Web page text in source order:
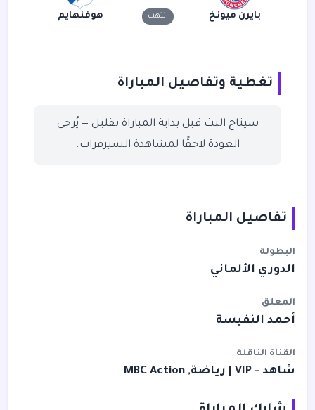
بايرن ميونخ انتهت هوفنهايم
تغطية وتفاصيل المباراة
سيتاح البث قبل بداية المباراة بقليل — يُرجى
العودة لاحقًا لمشاهدة السيرفرات.
تفاصيل المباراة
البطولة
الدوري الألماني
المعلق
أحمد النفيسة
القناة الناقلة
شاهد - VIP | رياضة, MBC Action